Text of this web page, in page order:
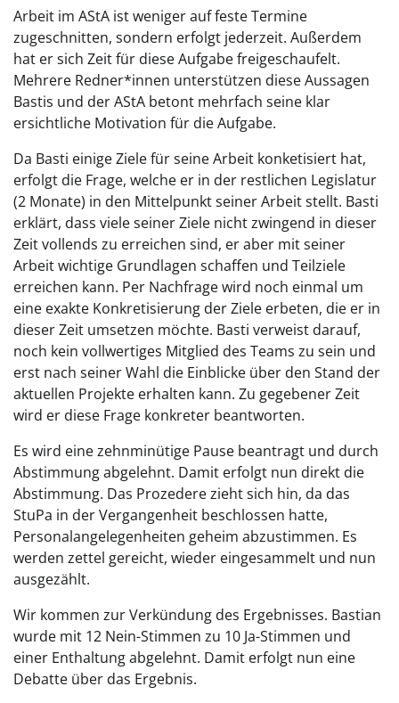
Arbeit im AStA ist weniger auf feste Termine
zugeschnitten, sondern erfolgt jederzeit. Außerdem
hat er sich Zeit für diese Aufgabe freigeschaufelt.
Mehrere Redner*innen unterstützen diese Aussagen
Bastis und der AStA betont mehrfach seine klar
ersichtliche Motivation für die Aufgabe.
Da Basti einige Ziele für seine Arbeit konketisiert hat,
erfolgt die Frage, welche er in der restlichen Legislatur
(2 Monate) in den Mittelpunkt seiner Arbeit stellt. Basti
erklärt, dass viele seiner Ziele nicht zwingend in dieser
Zeit vollends zu erreichen sind, er aber mit seiner
Arbeit wichtige Grundlagen schaffen und Teilziele
erreichen kann. Per Nachfrage wird noch einmal um
eine exakte Konkretisierung der Ziele erbeten, die er in
dieser Zeit umsetzen möchte. Basti verweist darauf,
noch kein vollwertiges Mitglied des Teams zu sein und
erst nach seiner Wahl die Einblicke über den Stand der
aktuellen Projekte erhalten kann. Zu gegebener Zeit
wird er diese Frage konkreter beantworten.
Es wird eine zehnminütige Pause beantragt und durch
Abstimmung abgelehnt. Damit erfolgt nun direkt die
Abstimmung. Das Prozedere zieht sich hin, da das
StuPa in der Vergangenheit beschlossen hatte,
Personalangelegenheiten geheim abzustimmen. Es
werden zettel gereicht, wieder eingesammelt und nun
ausgezählt.
Wir kommen zur Verkündung des Ergebnisses. Bastian
wurde mit 12 Nein-Stimmen zu 10 Ja-Stimmen und
einer Enthaltung abgelehnt. Damit erfolgt nun eine
Debatte über das Ergebnis.